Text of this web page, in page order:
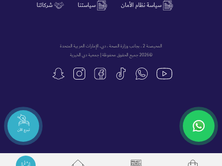
تبرع الآن
سياسة نظام الأمان سياستنا شركائنا
المحيصنة 2 ، بجانب وزارة الصحة ، دبي، الإمارات العربية المتحدة
©2026 جميع الحقوق محفوظة | جمعية دبي الخيرية